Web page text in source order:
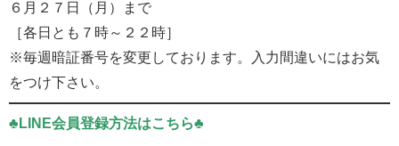
６月２７日（月）まで
［各日とも７時～２２時］
※毎週暗証番号を変更しております。入力間違いにはお気
をつけ下さい。
♣LINE会員登録方法はこちら♣